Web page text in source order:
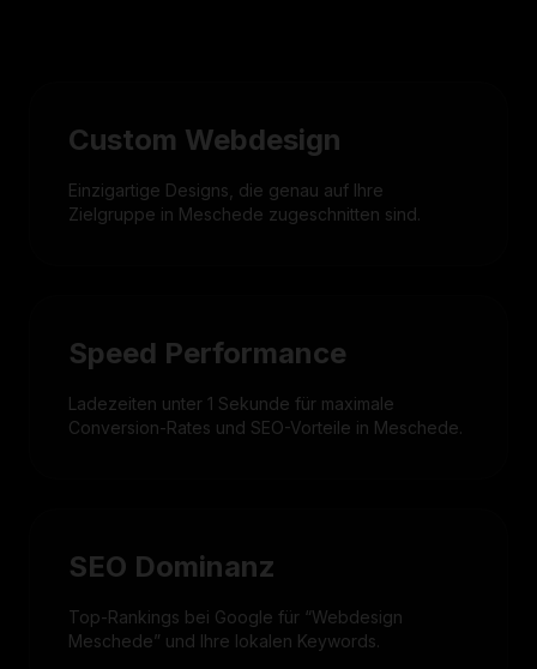
Custom Webdesign
Einzigartige Designs, die genau auf Ihre
Zielgruppe in Meschede zugeschnitten sind.
Speed Performance
Ladezeiten unter 1 Sekunde für maximale
Conversion-Rates und SEO-Vorteile in Meschede.
SEO Dominanz
Top-Rankings bei Google für “Webdesign
Meschede” und Ihre lokalen Keywords.